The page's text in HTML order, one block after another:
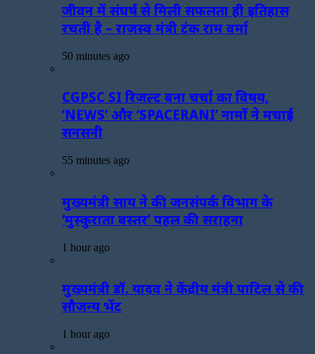
जीवन में संघर्ष से मिली सफलता ही इतिहास
रचती है – राजस्व मंत्री टंक राम वर्मा
50 minutes ago
CGPSC SI रिजल्ट बना चर्चा का विषय,
‘NEWS’ और ‘SPACERANI’ नामों ने मचाई
सनसनी
55 minutes ago
मुख्यमंत्री साय ने की जनसंपर्क विभाग के
‘मुस्कुराता बस्तर’ पहल की सराहना
1 hour ago
मुख्यमंत्री डॉ. यादव ने केंद्रीय मंत्री पाटिल से की
सौजन्य भेंट
1 hour ago